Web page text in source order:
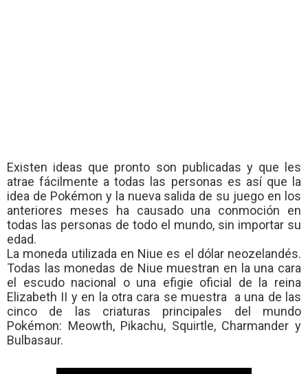
Existen ideas que pronto son publicadas y que les
atrae fácilmente a todas las personas es así que la
idea de Pokémon y la nueva salida de su juego en los
anteriores meses ha causado una conmoción en
todas las personas de todo el mundo, sin importar su
edad.
La moneda utilizada en Niue es el dólar neozelandés.
Todas las monedas de Niue muestran en la una cara
el escudo nacional o una efigie oficial de la reina
Elizabeth II y en la otra cara se muestra a una de las
cinco de las criaturas principales del mundo
Pokémon: Meowth, Pikachu, Squirtle, Charmander y
Bulbasaur.